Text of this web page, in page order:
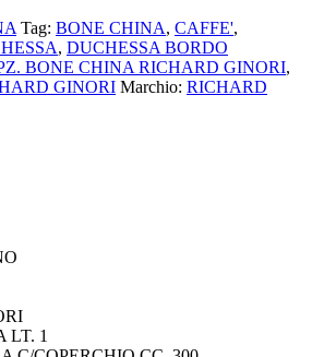
Tag: BONE CHINA, CAFFE',
, DUCHESSA BORDO
BONE CHINA RICHARD GINORI,
GINORI Marchio: RICHARD
LT. 1